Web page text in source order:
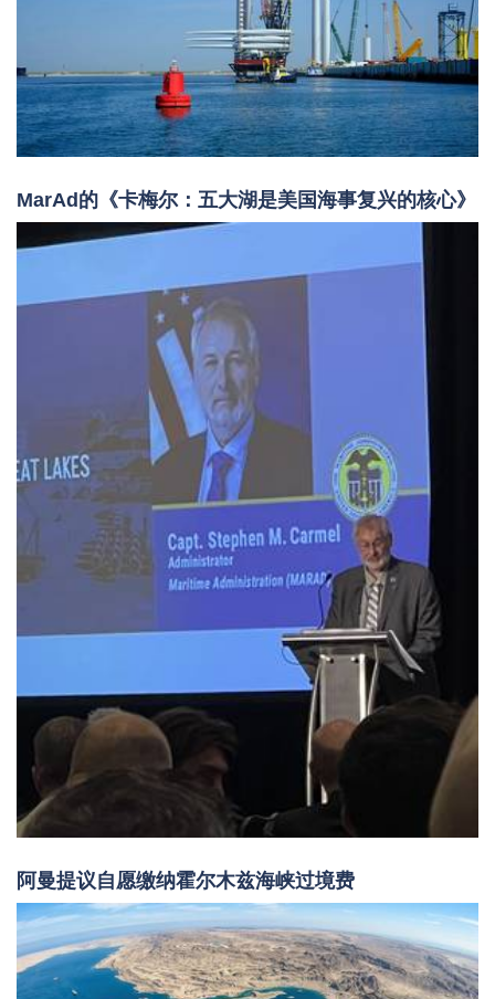
MarAd的《卡梅尔：五大湖是美国海事复兴的核心》
阿曼提议自愿缴纳霍尔木兹海峡过境费